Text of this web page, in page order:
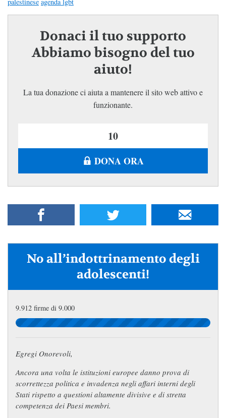
Donaci il tuo supporto
Abbiamo bisogno del tuo
aiuto!
La tua donazione ci aiuta a mantenere il sito web attivo e
funzionante.
DONA ORA
No all’indottrinamento degli
adolescenti!
9.912 firme di 9.000
Egregi Onorevoli,
Ancora una volta le istituzioni europee danno prova di
scorrettezza politica e invadenza negli affari interni degli
Stati rispetto a questioni altamente divisive e di stretta
competenza dei Paesi membri.